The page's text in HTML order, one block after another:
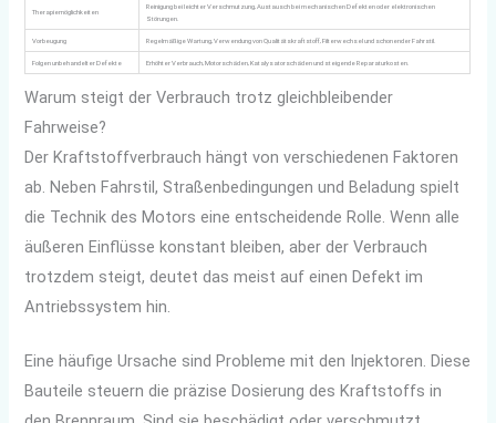
Therapiemöglichkeiten
Reinigung bei leichter Verschmutzung, Austausch bei mechanischen Defekten oder elektronischen
Störungen.
Vorbeugung Regelmäßige Wartung, Verwendung von Qualitätskraftstoff, Filterwechsel und schonender Fahrstil.
Folgen unbehandelter Defekte Erhöhter Verbrauch, Motorschäden, Katalysatorschäden und steigende Reparaturkosten.
Warum steigt der Verbrauch trotz gleichbleibender
Fahrweise?
Der Kraftstoffverbrauch hängt von verschiedenen Faktoren
ab. Neben Fahrstil, Straßenbedingungen und Beladung spielt
die Technik des Motors eine entscheidende Rolle. Wenn alle
äußeren Einflüsse konstant bleiben, aber der Verbrauch
trotzdem steigt, deutet das meist auf einen Defekt im
Antriebssystem hin.
Eine häufige Ursache sind Probleme mit den Injektoren. Diese
Bauteile steuern die präzise Dosierung des Kraftstoffs in